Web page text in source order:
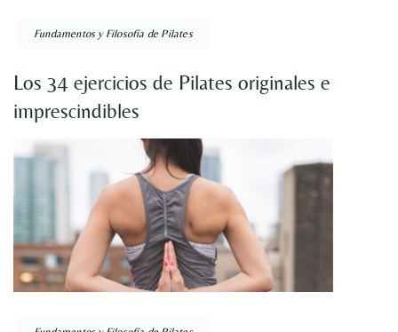
Fundamentos y Filosofía de Pilates
Los 34 ejercicios de Pilates originales e
imprescindibles